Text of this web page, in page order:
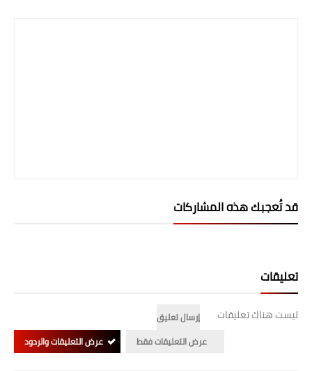
فن ومشاهير
قد تُعجبك هذه المشاركات
تعليقات
ليست هناك تعليقات
إرسال تعليق
عرض التعليقات فقط
عرض التعليقات والردود